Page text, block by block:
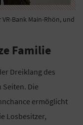
Bank Main-Rhön, und
Familie
Dreiklang des
Die
ermöglicht
Losbesitzer,